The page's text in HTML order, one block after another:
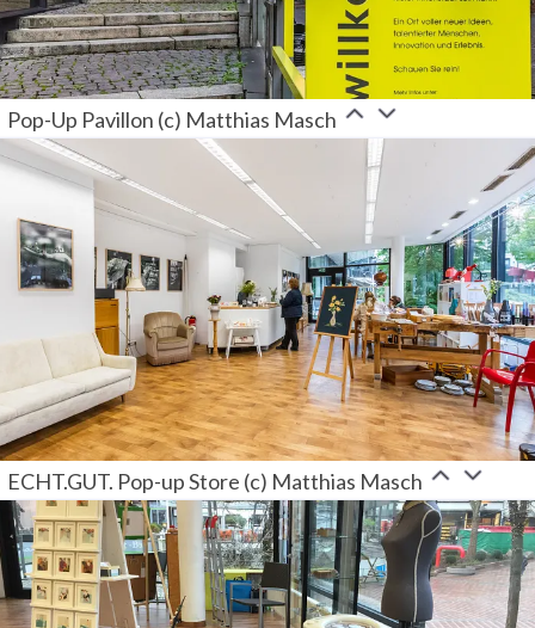
Pop-Up Pavillon (c) Matthias Masch
ECHT.GUT. Pop-up Store (c) Matthias Masch